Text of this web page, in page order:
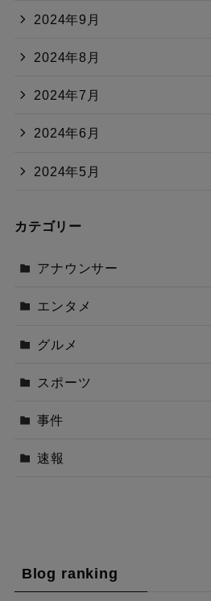
2024年9月
2024年8月
2024年7月
2024年6月
2024年5月
カテゴリー
アナウンサー
エンタメ
グルメ
スポーツ
事件
速報
Blog ranking